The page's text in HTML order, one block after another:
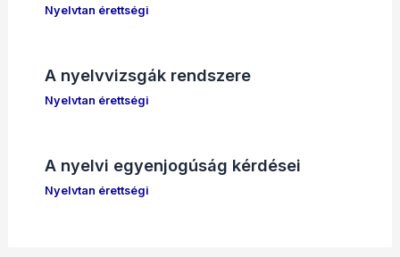
Nyelvtan érettségi
A nyelvvizsgák rendszere
Nyelvtan érettségi
A nyelvi egyenjogúság kérdései
Nyelvtan érettségi